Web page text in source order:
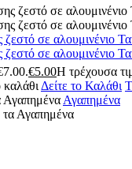
σε αλουμινένιο
σε αλουμινένιο
€5.00Η τρέχουσα
Δείτε το Καλάθι
Αγαπημένα Αγαπημένα
τα Αγαπημένα